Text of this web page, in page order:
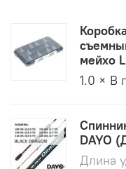
мейхо
1.0 × В
DAYO
Длина